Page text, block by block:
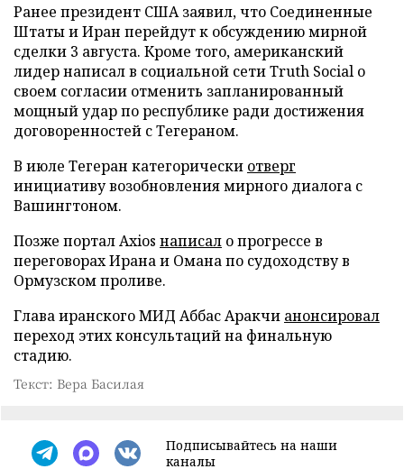
Ранее президент США заявил, что Соединенные
Штаты и Иран перейдут к обсуждению мирной
сделки 3 августа. Кроме того, американский
лидер написал в социальной сети Truth Social о
своем согласии отменить запланированный
мощный удар по республике ради достижения
договоренностей с Тегераном.
В июле Тегеран категорически отверг
инициативу возобновления мирного диалога с
Вашингтоном.
Позже портал Axios написал о прогрессе в
переговорах Ирана и Омана по судоходству в
Ормузском проливе.
Глава иранского МИД Аббас Аракчи анонсировал
переход этих консультаций на финальную
стадию.
Текст: Вера Басилая
Подписывайтесь на наши
каналы